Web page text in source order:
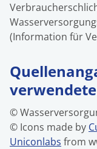
(Information für
©
© Icons made by
Uniconlabs from